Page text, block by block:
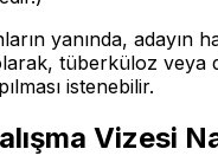
yanında, adayın
tüberküloz veya
istenebilir.
Vizesi